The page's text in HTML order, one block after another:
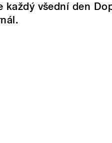
každý všední den